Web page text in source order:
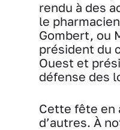
rendu à des
le
Gombert, ou
président du
Ouest et
défense des
Cette fête en
d’autres. À